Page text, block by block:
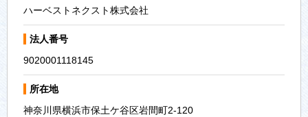
ハーベストネクスト株式会社
法人番号
9020001118145
所在地
神奈川県横浜市保土ケ谷区岩間町2-120